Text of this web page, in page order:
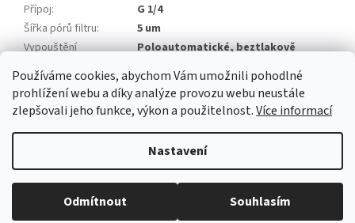
Používáme cookies, abychom Vám umožnili pohodlné
prohlížení webu a díky analýze provozu webu neustále
zlepšovali jeho funkce, výkon a použitelnost.Více informací
Nastavení
Odmítnout Souhlasím
Přípoj:
G 1/4
Šířka pórů filtru:
5 um
Vypouštění
Poloautomatické, beztlakově
Copyright 2026ARMATURYOSTRAVA.CZ. Všechna práva vyhrazena.
Upravit nastavení cookies